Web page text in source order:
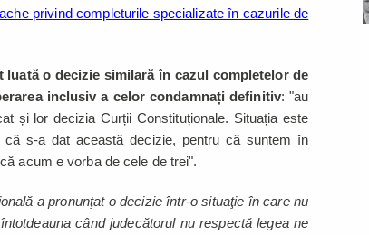
privind completurile specializate în cazurile de
luată o decizie similară în cazul completelor de
inclusiv a celor condamnați definitiv: "au
și lor decizia Curții Constituționale. Situația este
s-a dat această decizie, pentru că suntem în
acum e vorba de cele de trei".
a pronunţat o decizie într-o situaţie în care nu
când judecătorul nu respectă legea ne